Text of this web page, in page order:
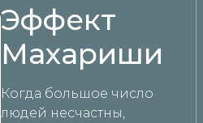
Эффект
Махариши
Когда большое число
людей несчастны,